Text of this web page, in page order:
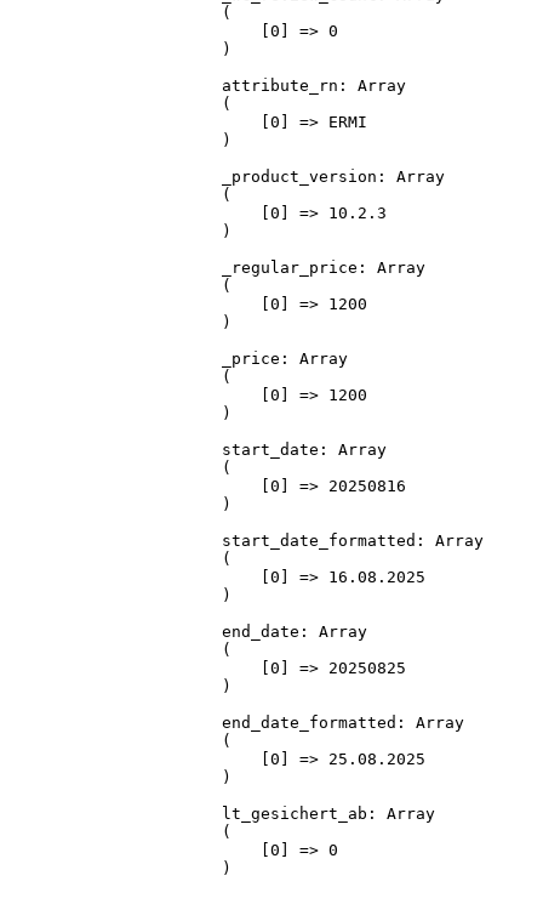
(
    [0] => 0
)
attribute_rn: Array
(
    [0] => ERMI
)
_product_version: Array
(
    [0] => 10.2.3
)
_regular_price: Array
(
    [0] => 1200
)
_price: Array
(
    [0] => 1200
)
start_date: Array
(
    [0] => 20250816
)
start_date_formatted: Array
(
    [0] => 16.08.2025
)
end_date: Array
(
    [0] => 20250825
)
end_date_formatted: Array
(
    [0] => 25.08.2025
)
lt_gesichert_ab: Array
(
    [0] => 0
)